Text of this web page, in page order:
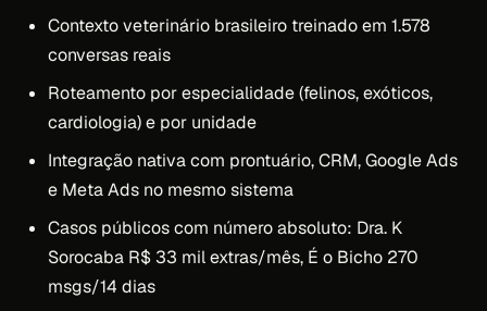
Contexto veterinário brasileiro treinado em 1.578
conversas reais
Roteamento por especialidade (felinos, exóticos,
cardiologia) e por unidade
Integração nativa com prontuário, CRM, Google Ads
e Meta Ads no mesmo sistema
Casos públicos com número absoluto: Dra. K
Sorocaba R$ 33 mil extras/mês, É o Bicho 270
msgs/14 dias